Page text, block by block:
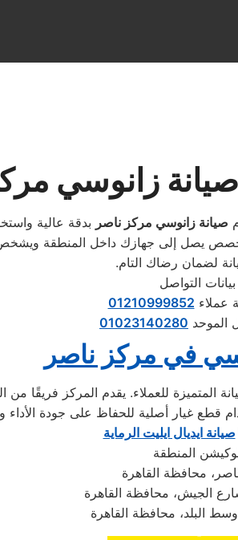
زانوسي
صيانة زانوسي مركز ناصر بدقة عالية
يصل إلى جهازك داخل المنطقة
لضمان رضاك التام.
بيانات التواصل
عملاء 01210999852
الموحد 01023140280
في مركز ناصر
المتميزة للعملاء. يقدم المركز فريقًا من
صيانة ايديال ايليت الرماية
المنطقة
محافظة القاهرة
الجيش، محافظة القاهرة
البلد، محافظة القاهرة